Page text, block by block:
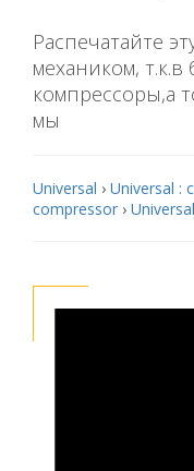
Распечатайте
механиком, т.к.в
компрессоры,а
мы
Universal › Universal :
compressor ›